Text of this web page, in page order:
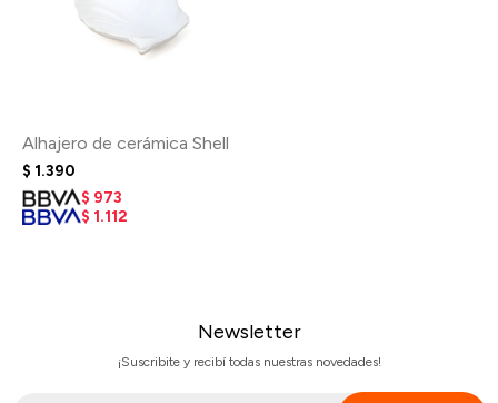
Alhajero de cerámica Shell
$ 1.390
$ 973
$ 1.112
Newsletter
¡Suscribite y recibí todas nuestras novedades!